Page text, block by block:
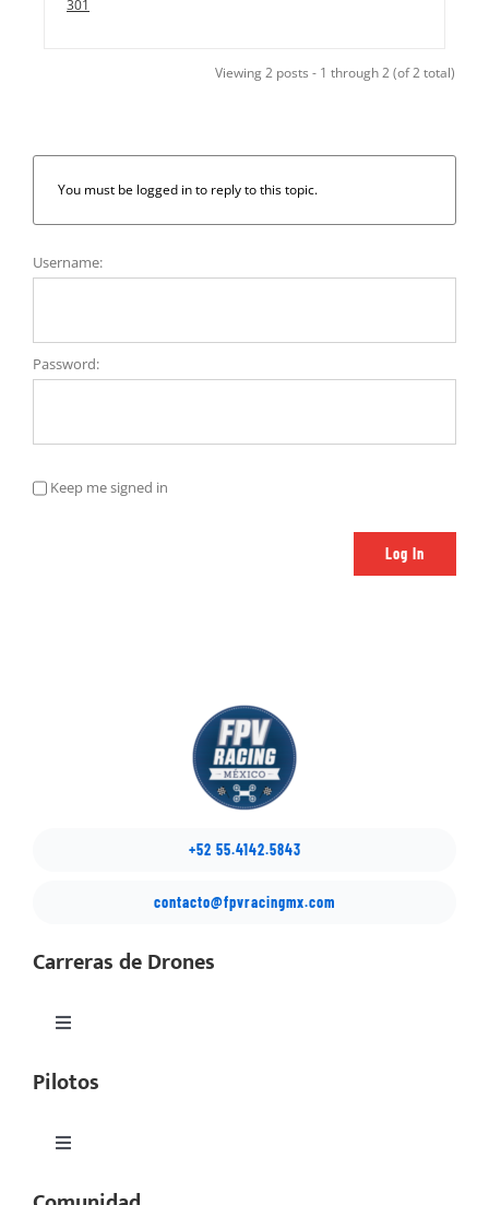
301
Viewing 2 posts - 1 through 2 (of 2 total)
You must be logged in to reply to this topic.
Username:
Password:
Keep me signed in
Log In
+52 55.4142.5843
contacto@fpvracingmx.com
Carreras de Drones
Toggle
México Drone Nationals
Copa Latino
Pilotos
Toggle